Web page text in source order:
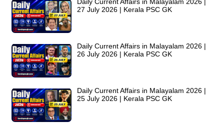
Daily Current Affairs in Malayalam 2026 |
27 July 2026 | Kerala PSC GK
Daily Current Affairs in Malayalam 2026 |
26 July 2026 | Kerala PSC GK
Daily Current Affairs in Malayalam 2026 |
25 July 2026 | Kerala PSC GK